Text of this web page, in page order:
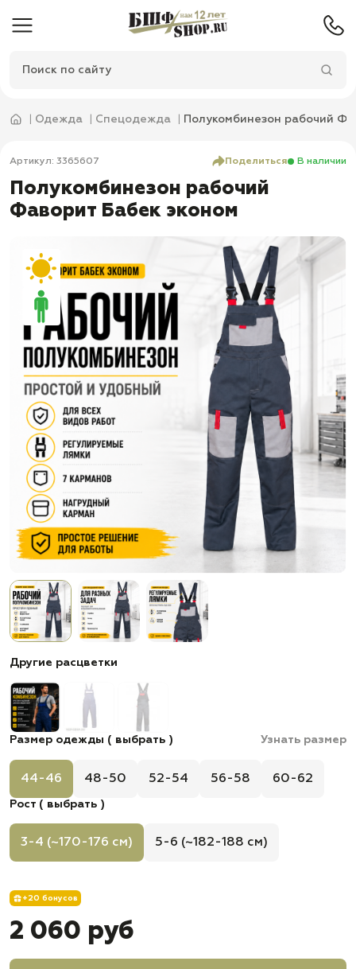
Одежда Спецодежда Полукомбинезон рабочий
Артикул: 3365607 Поделиться В наличии
Полукомбинезон рабочий
Фаворит Бабек эконом
Другие расцветки
Размер одежды ( выбрать ) Узнать размер
44-46 48-50 52-54 56-58 60-62
Рост ( выбрать )
3-4 (~170-176 см) 5-6 (~182-188 см)
+20 бонусов
2 060 руб